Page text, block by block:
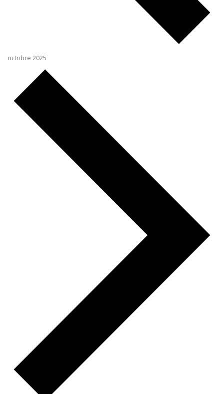
octobre 2025